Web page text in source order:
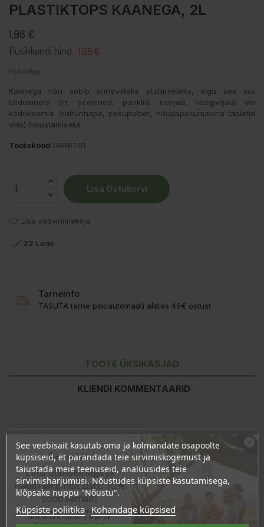
PLASTIKTOPS KAANEGA, 2L
1,98 €
Püsikliendi hind : 1.88 €
Maksudega
Kaanega nõu sobib erinevateks otstarveteks, olgu see siis
toiduainete (nt. seemned, pähklid, marjad, köögiviljad) või
kodukeemia (sidrunhape, pesupulber, nõudepesumasina tabletid
vms) hoiustamiseks.
Tootekood GEBRT01
Lisa Ostukorvi
Lisa soovinimekirja
 22 Laos
Tarneinfo
TASUTA tarne pakiautomaati alates 49€ ostust
TOOTE ÜKSIKASJAD
KLIENDI KOMMENTAARID
See veebisait kasutab oma ja kolmandate osapoolte
küpsiseid, et parandada teie sirvimiskogemust ja
täiustada meie teenuseid, analüüsides teie
sirvimisharjumusi. Nõustudes küpsiste kasutamisega,
klõpsake nuppu "Nõustu".
Küpsiste poliitika Kohandage küpsised
Ära veel lahku!
Liitu uudiskirjaga ja
naudi järgmist ostu 10%
soodsamalt!
Sind ootavad spetsiaalsed allahindlused,
eksklusiivsed kampaaniad ja kingitused!
Registreeru e-maili aadressiga ja saad